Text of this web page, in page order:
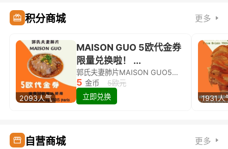
积分商城 更多
2093人气
MAISON GUO 5欧代金券
限量兑换啦！ ...
郭氏夫妻肺片MAISON GUO5欧代金券限量兑换啦！
5 金币
5欧元
立即兑换
1931人
自营商城 更多